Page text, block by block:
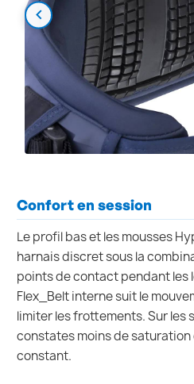
Confort en session
Le profil bas et les mousses
harnais discret sous la
points de contact pendant les
Flex_Belt interne suit le
limiter les frottements. Sur les
constates moins de
constant.